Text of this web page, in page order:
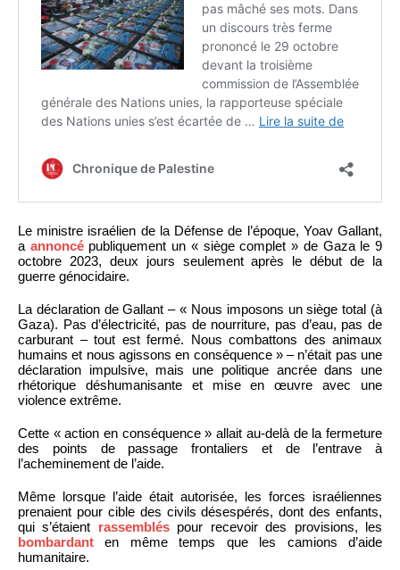
Le ministre israélien de la Défense de l’époque, Yoav Gallant,
a annoncépubliquement un « siège complet » de Gaza le 9
octobre 2023, deux jours seulement après le début de la
guerre génocidaire.
La déclaration de Gallant – « Nous imposons un siège total (à
Gaza). Pas d’électricité, pas de nourriture, pas d’eau, pas de
carburant – tout est fermé. Nous combattons des animaux
humains et nous agissons en conséquence » – n’était pas une
déclaration impulsive, mais une politique ancrée dans une
rhétorique déshumanisante et mise en œuvre avec une
violence extrême.
Cette « action en conséquence » allait au-delà de la fermeture
des points de passage frontaliers et de l’entrave à
l’acheminement de l’aide.
Même lorsque l’aide était autorisée, les forces israéliennes
prenaient pour cible des civils désespérés, dont des enfants,
qui s’étaient rassembléspour recevoir des provisions, les
bombardant en même temps que les camions d’aide
humanitaire.